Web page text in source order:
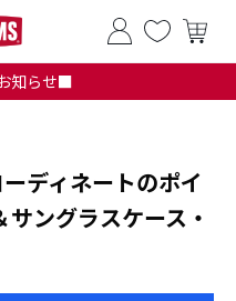
知らせ■
ディネートのポイ
ングラスケース・